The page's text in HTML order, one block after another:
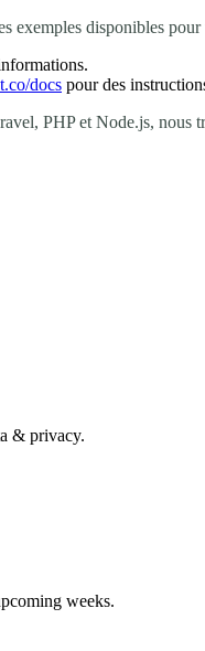
exemples disponibles
docs pour des
PHP et Node.js,
& privacy.
weeks.